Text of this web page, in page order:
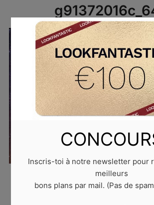
20 octobre 2022at
significations des heures miroirs.
Inscris-toi à notre newsletter pour
meilleurs
bons plans par mail. (Pas de